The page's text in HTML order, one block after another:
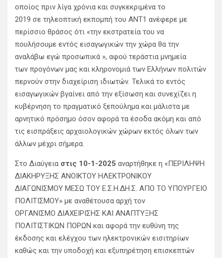
οποίος πριν λίγα χρόνια και συγκεκριμένα το
2019 σε τηλεοπτική εκπομπή του ΑΝΤ1 ανέφερε με
περίσσιο θράσος ότι «την εκστρατεία του να
πουλήσουμε εντός εισαγωγικών την χώρα θα την
αναλάβω εγώ προσωπικά », αφού τεράστια μνημεία
των προγόνων μας και κληρονομιά των Ελλήνων πολιτών
περνούν στην διαχείριση ιδιωτών. Τελικά το εντός
εισαγωγικών βγαίνει από την εξίσωση και συνεχίζει η
κυβέρνηση το πραγματικό ξεπούλημα και μάλιστα με
αρνητικό πρόσημο όσον αφορά τα έσοδα ακόμη και από
τις εισπράξεις αρχαιολογικών χώρων εκτός όλων των
άλλων μέχρι σήμερα.
Στο Διαύγεια στις 10-1-2025 αναρτήθηκε η «ΠΕΡΙΛΗΨΗ
ΔΙΑΚΗΡΥΞΗΣ ΑΝΟΙΚΤΟΥ ΗΛΕΚΤΡΟΝΙΚΟΥ
ΔΙΑΓΩΝΙΣΜΟΥ ΜΕΣΩ ΤΟΥ Ε.Σ.Η.ΔΗ.Σ. ΑΠΟ ΤΟ ΥΠΟΥΡΓΕΙΟ
ΠΟΛΙΤΙΣΜΟΥ» με αναθέτουσα αρχή τον
ΟΡΓΑΝΙΣΜΟ ΔΙΑΧΕΙΡΙΣΗΣ ΚΑΙ ΑΝΑΠΤΥΞΗΣ
ΠΟΛΙΤΙΣΤΙΚΩΝ ΠΟΡΩΝ και αφορά την ευθύνη της
έκδοσης και ελέγχου των ηλεκτρονικών εισιτηρίων
καθώς και την υποδοχή και εξυπηρέτηση επισκεπτών